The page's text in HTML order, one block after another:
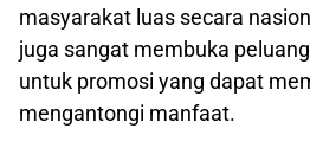
masyarakat luas secara
juga sangat membuka
untuk promosi yang dapat
mengantongi manfaat.